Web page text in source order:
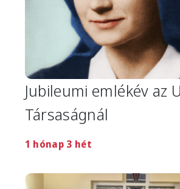
Jubileumi emlékév az
Társaságnál
1 hónap 3 hét
Image